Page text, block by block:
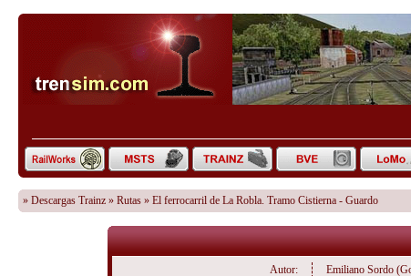
» Descargas Trainz » Rutas » El ferrocarril de La Robla. Tramo Cistierna - Guardo
Autor: Emiliano Sordo